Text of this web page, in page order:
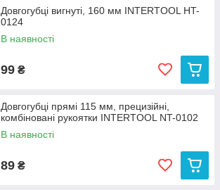
Довгогубці вигнуті, 160 мм INTERTOOL HT-
0124
В наявності
99 ₴
Довгогубці прямі 115 мм, прецизійні,
комбіновані рукоятки INTERTOOL NT-0102
В наявності
89 ₴